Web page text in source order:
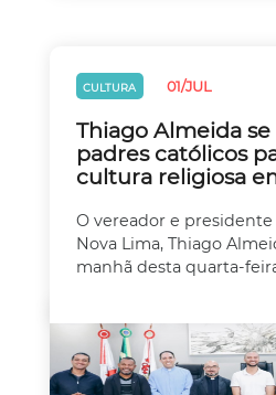
CULTURA 01/JUL
Thiago Almeida
padres católicos
cultura religiosa
O vereador e presidente
Nova Lima, Thiago
manhã desta quarta-feira